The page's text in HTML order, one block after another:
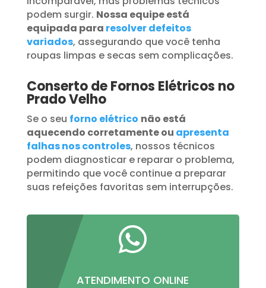
podem surgir. Nossa equipe está
equipada para resolver defeitos
variados, assegurando que você tenha
roupas limpas e secas sem complicações.
Conserto de Fornos Elétricos no
Prado Velho
Se o seu forno elétrico não está
aquecendo corretamente ou apresenta
falhas nos controles, nossos técnicos
podem diagnosticar e reparar o problema,
permitindo que você continue a preparar
suas refeições favoritas sem interrupções.

ATENDIMENTO ONLINE